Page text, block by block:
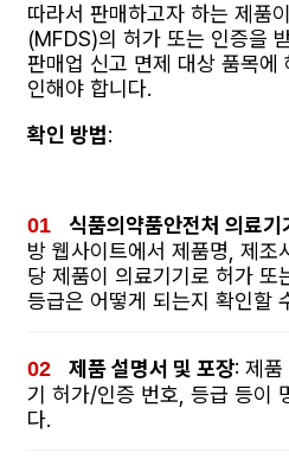
따라서 판매하고자 하는 제품
(MFDS)의 허가 또는 인증을
판매업 신고 면제 대상 품목에
인해야 합니다.
확인 방법:
식품의약품안전처 의료기
방 웹사이트에서 제품명, 제조
당 제품이 의료기기로 허가 또
등급은 어떻게 되는지 확인할
제품 설명서 및 포장: 제품
기 허가/인증 번호, 등급 등이
다.